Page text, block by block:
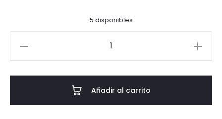
5 disponibles
Añadir al carrito